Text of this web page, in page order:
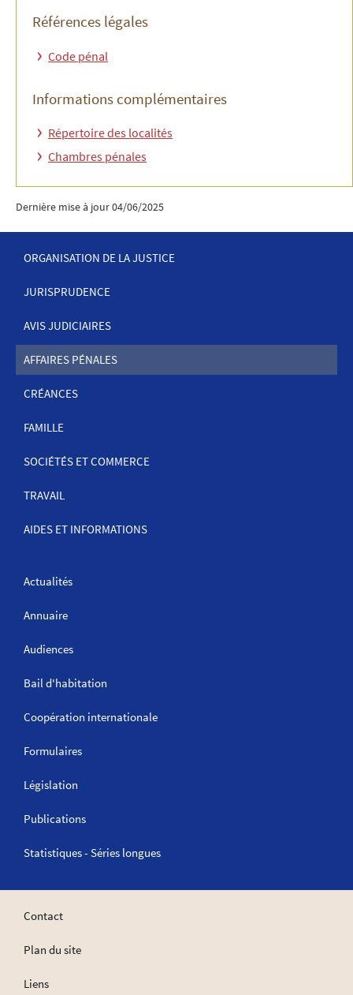
Références légales
Code pénal
Informations complémentaires
Répertoire des localités
Chambres pénales
Dernière mise à jour04/06/2025
MENU
DE
NAVIGATION
ORGANISATION DE LA JUSTICE
JURISPRUDENCE
AVIS JUDICIAIRES
AFFAIRES PÉNALES
CRÉANCES
FAMILLE
SOCIÉTÉS ET COMMERCE
TRAVAIL
AIDES ET INFORMATIONS
Actualités
Annuaire
Audiences
Bail d'habitation
Coopération internationale
Formulaires
Législation
Publications
Statistiques - Séries longues
Contact
Plan du site
Liens